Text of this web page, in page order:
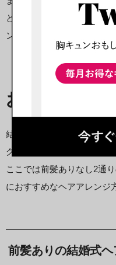
とめる位置やカールなどを
ンジ可能です。
【前髪あり
おすすめ結婚
結婚式向けのヘアアレンジ
グするかも悩みどころです。
ここでは前髪ありなし2通
におすすめなヘアアレンジ
前髪ありの結婚式